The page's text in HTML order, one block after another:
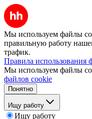
Мы используем файлы
правильную работу
трафик.
Правила использования
Мы используем файлы
файлов cookie
Понятно
Ищу работу
Ищу работу